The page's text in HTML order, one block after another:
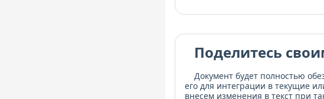
Поделитесь
Документ будет полностью
его для интеграции в текущие
внесем изменения в текст при